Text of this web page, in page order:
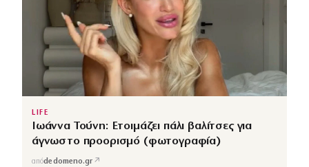
LIFE
Ιωάννα Τούνη: Ετοιμάζει πάλι βαλίτσες για
άγνωστο προορισμό (φωτογραφία)
απόdedomeno.gr ↗